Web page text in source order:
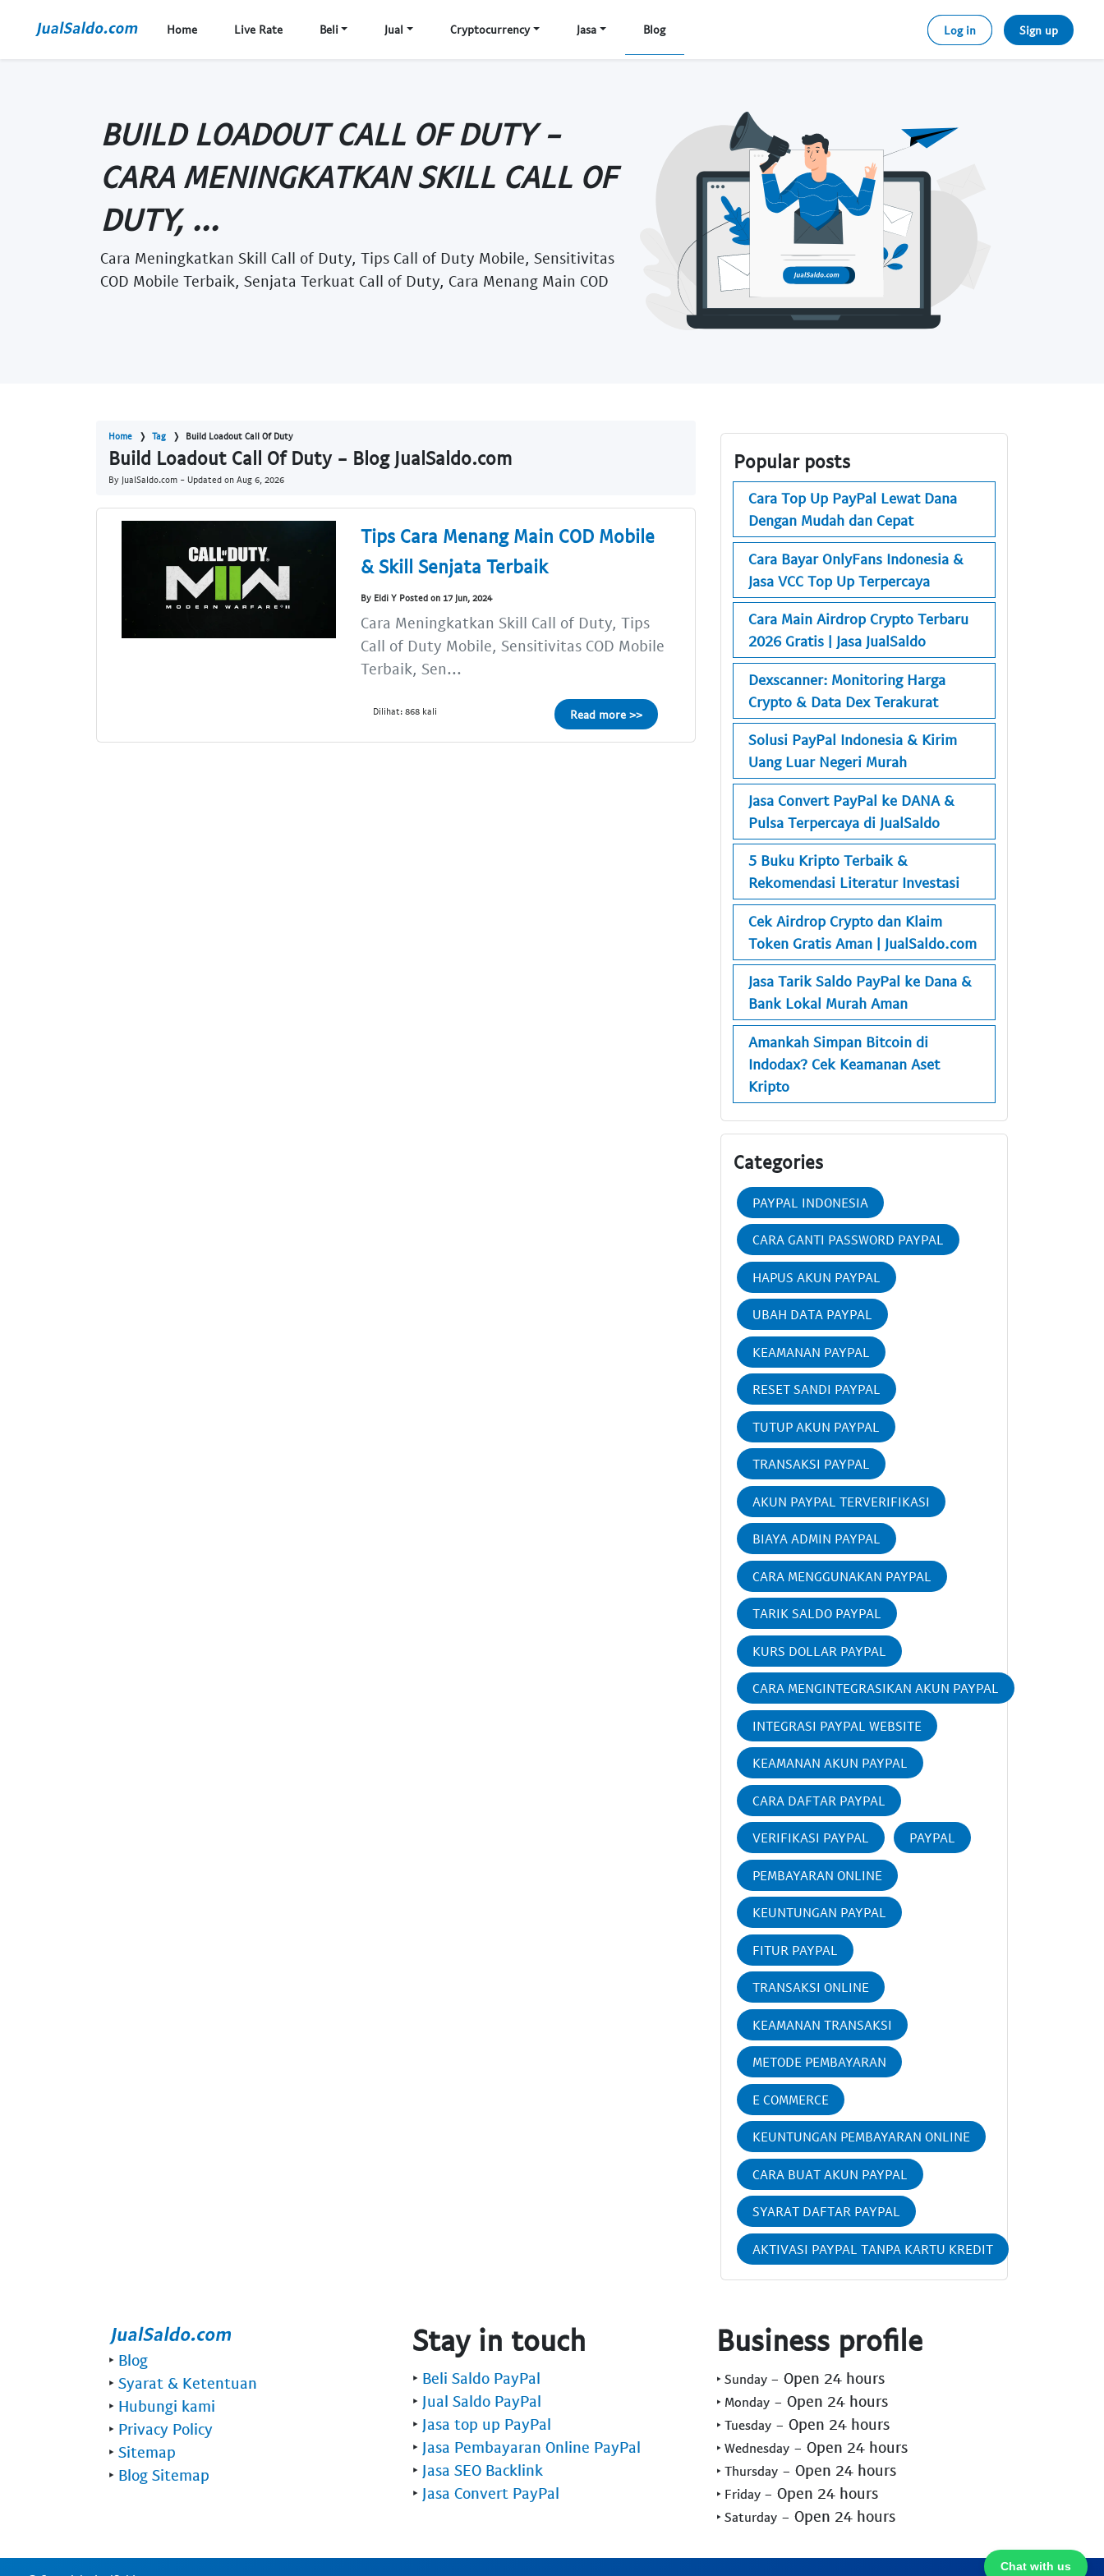
Home Live Rate Beli Jual Cryptocurrency Jasa Blog Log in Sign up
BUILD LOADOUT CALL OF DUTY -
CARA MENINGKATKAN SKILL CALL OF
DUTY, ...
Cara Meningkatkan Skill Call of Duty, Tips Call of Duty Mobile, Sensitivitas
COD Mobile Terbaik, Senjata Terkuat Call of Duty, Cara Menang Main COD
Home Tag Build Loadout Call Of Duty
Build Loadout Call Of Duty - Blog JualSaldo.com
By JualSaldo.com - Updated on Aug 6, 2026
Tips Cara Menang Main COD Mobile
& Skill Senjata Terbaik
By Eldi Y Posted on 17 Jun, 2024
Cara Meningkatkan Skill Call of Duty, Tips
Call of Duty Mobile, Sensitivitas COD Mobile
Terbaik, Sen...
Dilihat: 868 kali Read more >>
Popular posts
Cara Top Up PayPal Lewat Dana
Dengan Mudah dan Cepat
Cara Bayar OnlyFans Indonesia &
Jasa VCC Top Up Terpercaya
Cara Main Airdrop Crypto Terbaru
2026 Gratis | Jasa JualSaldo
Dexscanner: Monitoring Harga
Crypto & Data Dex Terakurat
Solusi PayPal Indonesia & Kirim
Uang Luar Negeri Murah
Jasa Convert PayPal ke DANA &
Pulsa Terpercaya di JualSaldo
5 Buku Kripto Terbaik &
Rekomendasi Literatur Investasi
Cek Airdrop Crypto dan Klaim
Token Gratis Aman | JualSaldo.com
Jasa Tarik Saldo PayPal ke Dana &
Bank Lokal Murah Aman
Amankah Simpan Bitcoin di
Indodax? Cek Keamanan Aset
Kripto
Categories
PAYPAL INDONESIA
CARA GANTI PASSWORD PAYPAL
HAPUS AKUN PAYPAL
UBAH DATA PAYPAL
KEAMANAN PAYPAL
RESET SANDI PAYPAL
TUTUP AKUN PAYPAL
TRANSAKSI PAYPAL
AKUN PAYPAL TERVERIFIKASI
BIAYA ADMIN PAYPAL
CARA MENGGUNAKAN PAYPAL
TARIK SALDO PAYPAL
KURS DOLLAR PAYPAL
CARA MENGINTEGRASIKAN AKUN PAYPAL
INTEGRASI PAYPAL WEBSITE
KEAMANAN AKUN PAYPAL
CARA DAFTAR PAYPAL
VERIFIKASI PAYPAL PAYPAL
PEMBAYARAN ONLINE
KEUNTUNGAN PAYPAL
FITUR PAYPAL
TRANSAKSI ONLINE
KEAMANAN TRANSAKSI
METODE PEMBAYARAN
E COMMERCE
KEUNTUNGAN PEMBAYARAN ONLINE
CARA BUAT AKUN PAYPAL
SYARAT DAFTAR PAYPAL
AKTIVASI PAYPAL TANPA KARTU KREDIT
Chat with us
‣ Blog
‣ Syarat & Ketentuan
‣ Hubungi kami
‣ Privacy Policy
‣ Sitemap
‣ Blog Sitemap
Stay in touch
‣ Beli Saldo PayPal
‣ Jual Saldo PayPal
‣ Jasa top up PayPal
‣ Jasa Pembayaran Online PayPal
‣ Jasa SEO Backlink
‣ Jasa Convert PayPal
Business profile
‣ Sunday - Open 24 hours
‣ Monday - Open 24 hours
‣ Tuesday - Open 24 hours
‣ Wednesday - Open 24 hours
‣ Thursday - Open 24 hours
‣ Friday - Open 24 hours
‣ Saturday - Open 24 hours